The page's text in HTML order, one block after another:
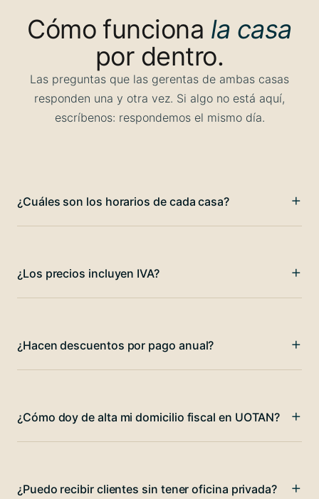
Cómo funciona la casa
por dentro.
Las preguntas que las gerentas de ambas casas
responden una y otra vez. Si algo no está aquí,
escríbenos: respondemos el mismo día.
¿Cuáles son los horarios de cada casa?
¿Los precios incluyen IVA?
¿Hacen descuentos por pago anual?
¿Cómo doy de alta mi domicilio fiscal en UOTAN?
¿Puedo recibir clientes sin tener oficina privada?